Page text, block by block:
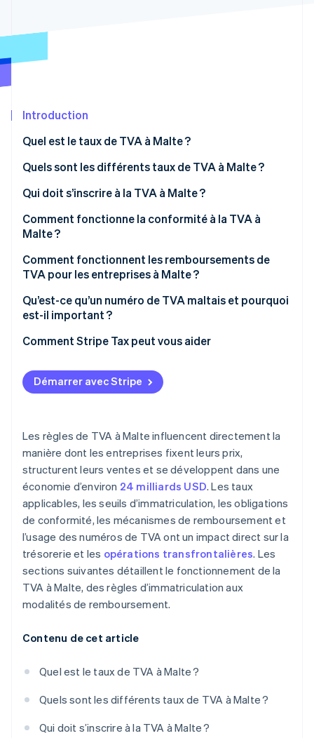
Radar
Atlas
Élimination du carbone
Vérification de l'identité
Stripe Sessions 2026
Découvrez comment Stripe construit l’infrastructure
Regarder la vidéo
Introduction
Quel est le taux de TVA à Malte ?
Quels sont les différents taux de TVA à Malte ?
Qui doit s’inscrire à la TVA à Malte ?
Comment fonctionne la conformité à la TVA à
Malte ?
Comment fonctionnent les remboursements de
TVA pour les entreprises à Malte ?
Qu’est-ce qu’un numéro de TVA maltais et pourquoi
est-il important ?
Comment Stripe Tax peut vous aider
Démarrer avec Stripe
Les règles de TVA à Malte influencent directement la
manière dont les entreprises fixent leurs prix,
structurent leurs ventes et se développent dans une
économie d’environ 24 milliards USD. Les taux
applicables, les seuils d’immatriculation, les obligations
de conformité, les mécanismes de remboursement et
l’usage des numéros de TVA ont un impact direct sur la
trésorerie et les opérations transfrontalières. Les
sections suivantes détaillent le fonctionnement de la
TVA à Malte, des règles d’immatriculation aux
modalités de remboursement.
Contenu de cet article
Quel est le taux de TVA à Malte ?
Quels sont les différents taux de TVA à Malte ?
Qui doit s’inscrire à la TVA à Malte ?